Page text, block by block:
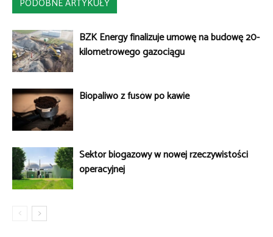
PODOBNE ARTYKUŁY
BZK Energy finalizuje umowę na budowę 20-
kilometrowego gazociągu
Biopaliwo z fusów po kawie
Sektor biogazowy w nowej rzeczywistości
operacyjnej